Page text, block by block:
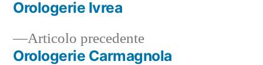
Navigazione
articoli
Articolo precedenteArticolo
precedente:
Orologerie Carmagnola
Orologerie Ivrea